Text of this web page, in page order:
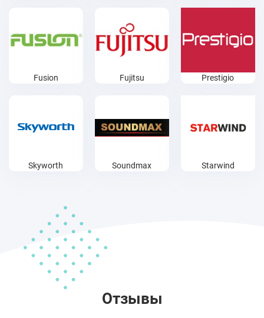
Fusion Fujitsu Prestigio
Skyworth Soundmax Starwind
Отзывы